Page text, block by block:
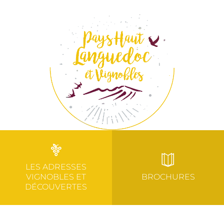
LES ADRESSES
VIGNOBLES ET
DÉCOUVERTES
BROCHURES